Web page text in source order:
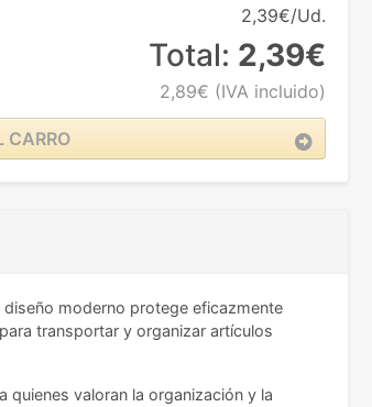
2,39€/Ud.
Total: 2,39€
2,89€ (IVA incluido)
CARRO
moderno protege eficazmente
transportar y organizar artículos
valoran la organización y la